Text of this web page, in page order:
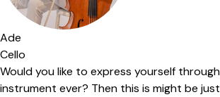
Ade
Cello
Would you like to express yourself
instrument ever? Then this is might be